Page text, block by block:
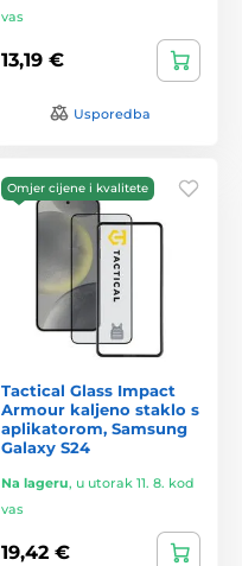
vas
13,19 €
Usporedba
Omjer cijene i kvalitete
Tactical Glass Impact
Armour kaljeno staklo s
aplikatorom, Samsung
Galaxy S24
Na lageru, u utorak 11. 8. kod
vas
19,42 €